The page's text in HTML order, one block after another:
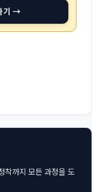
기 →
착까지 모든 과정을 도